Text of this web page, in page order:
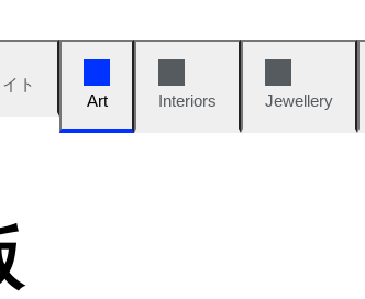
ト
Art
Interiors Jewellery